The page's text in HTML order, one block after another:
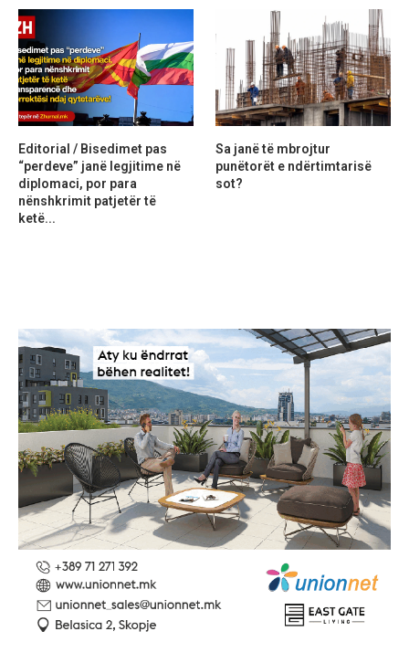
Editorial / Bisedimet pas
“perdeve” janë legjitime në
diplomaci, por para
nënshkrimit patjetër të
ketë...
Sa janë të mbrojtur
punëtorët e ndërtimtarisë
sot?